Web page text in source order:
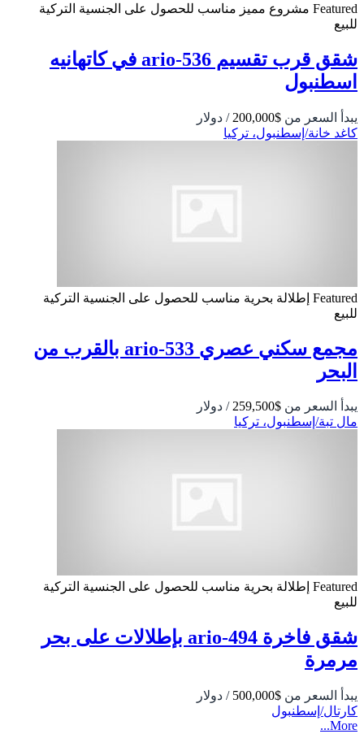
Featured مشروع مميز مناسب للحصول على الجنسية التركية
للبيع
شقق قرب تقسيم 536-ario في كاتهانيه
اسطنبول
يبدأ السعر من $200,000
/ دولار
كاغد خانة/إسطنبول، تركيا
Featured إطلالة بحرية مناسب للحصول على الجنسية التركية
للبيع
مجمع سكني عصري 533-ario بالقرب من
البحر
يبدأ السعر من $259,500
/ دولار
مال تبة/إسطنبول، تركيا
Featured إطلالة بحرية مناسب للحصول على الجنسية التركية
للبيع
شقق فاخرة 494-ario بإطلالات على بحر
مرمرة
يبدأ السعر من $500,000
/ دولار
كارتال/إسطنبول
More...